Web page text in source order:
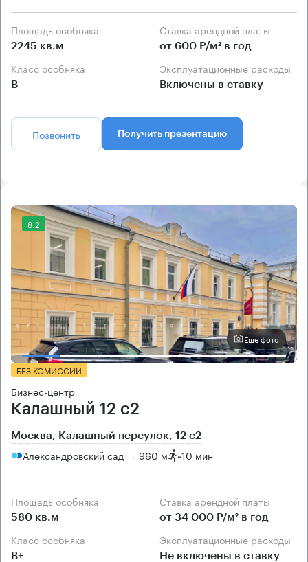
Площадь особняка
2245 кв.м
Ставка арендной платы
от 600 Р/м² в год
Класс особняка
B
Эксплуатационные расходы
Включены в ставку
Позвонить Получить презентацию
8.2
Еще фото
БЕЗ КОМИССИИ
Бизнес-центр
Калашный 12 с2
Москва, Калашный переулок, 12 с2
Александровский сад → 960 м ~10 мин
Площадь особняка
580 кв.м
Ставка арендной платы
от 34 000 Р/м² в год
Класс особняка
B+
Эксплуатационные расходы
Не включены в ставку